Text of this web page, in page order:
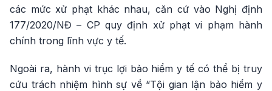
các mức xử phạt khác nhau, căn cứ vào Nghị định
177/2020/NĐ – CP quy định xử phạt vi phạm hành
chính trong lĩnh vực y tế.
Ngoài ra, hành vi trục lợi bảo hiểm y tế có thể bị truy
cứu trách nhiệm hình sự về “Tội gian lận bảo hiểm y